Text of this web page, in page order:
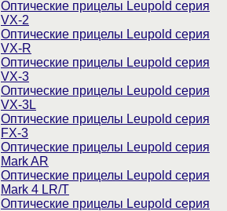
Оптические прицелы Leupold серия
VX-2
Оптические прицелы Leupold серия
VX-R
Оптические прицелы Leupold серия
VX-3
Оптические прицелы Leupold серия
VX-3L
Оптические прицелы Leupold серия
FX-3
Оптические прицелы Leupold серия
Mark AR
Оптические прицелы Leupold серия
Mark 4 LR/T
Оптические прицелы Leupold серия